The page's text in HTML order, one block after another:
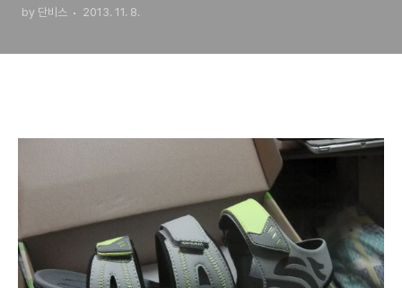
매중
by 단비스 2013. 11. 8.